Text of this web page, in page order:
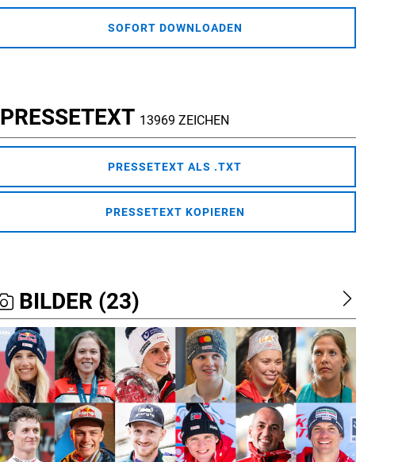
SOFORT DOWNLOADEN
PRESSETEXT 13969 ZEICHEN
PRESSETEXT ALS .TXT
PRESSETEXT KOPIEREN
BILDER (23)